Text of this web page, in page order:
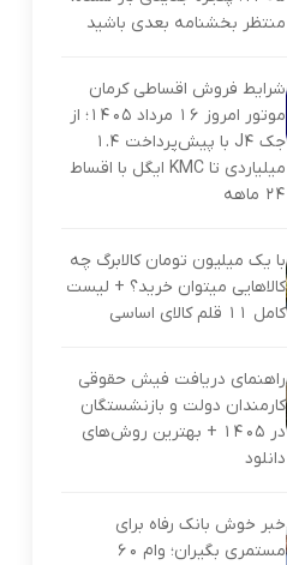
منتظر بخشنامه بعدی باشید
شرایط فروش اقساطی کرمان
موتور امروز ۱۶ مرداد ۱۴۰۵؛ از
جک J4 با پیش‌پرداخت ۱.۴
میلیاردی تا KMC ایگل با اقساط
۲۴ ماهه
با یک میلیون تومان کالابرگ چه
کالاهایی میتوان خرید؟ + لیست
کامل ۱۱ قلم کالای اساسی
راهنمای دریافت فیش حقوقی
کارمندان دولت و بازنشستگان
در ۱۴۰۵ + بهترین روش‌های
دانلود
خبر خوش بانک رفاه برای
مستمری بگیران؛ وام ۶۰